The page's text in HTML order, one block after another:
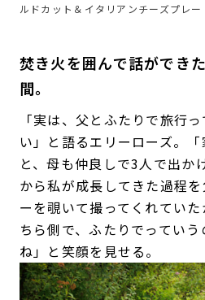
ルドカット＆イタリアンチーズプレ
焚き火を囲んで話ができ
間。
「実は、父とふたりで旅行
い」と語るエリーローズ。
と、母も仲良しで3人で出か
から私が成長してきた過程
ーを覗いて撮ってくれてい
ちら側で、ふたりでってい
ね」と笑顔を見せる。